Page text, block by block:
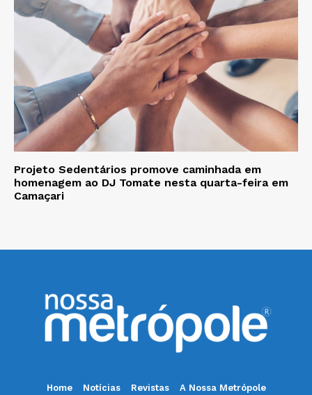
Projeto Sedentários promove caminhada em
homenagem ao DJ Tomate nesta quarta-feira em
Camaçari
Home Notícias Revistas A Nossa Metrópole